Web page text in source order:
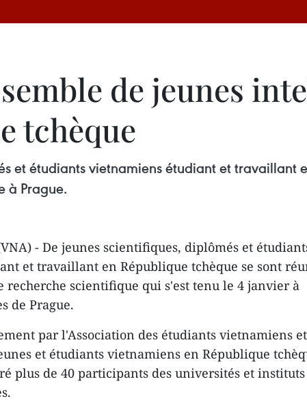
de jeunes
tchèque
et étudiants vietnamiens étudiant et travaillant
à Prague.
- De jeunes scientifiques, diplômés et
et travaillant en République tchèque se sont
recherche scientifique qui s'est tenu le 4 janvier à
de Prague.
par l'Association des étudiants vietnamiens et
et étudiants vietnamiens en République
plus de 40 participants des universités et instituts